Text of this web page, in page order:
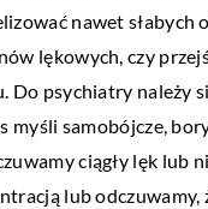
nawet słabych
lękowych, czy
Do psychiatry należy
myśli samobójcze,
ciągły lęk lub
lub odczuwamy,